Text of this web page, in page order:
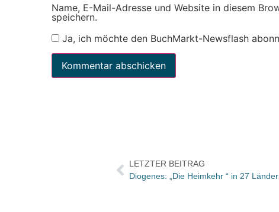
Name, E-Mail-Adresse und Website in diesem
speichern.
Ja, ich möchte den BuchMarkt-Newsflash
LETZTER BEITRAG
Diogenes: „Die Heimkehr “ in 27